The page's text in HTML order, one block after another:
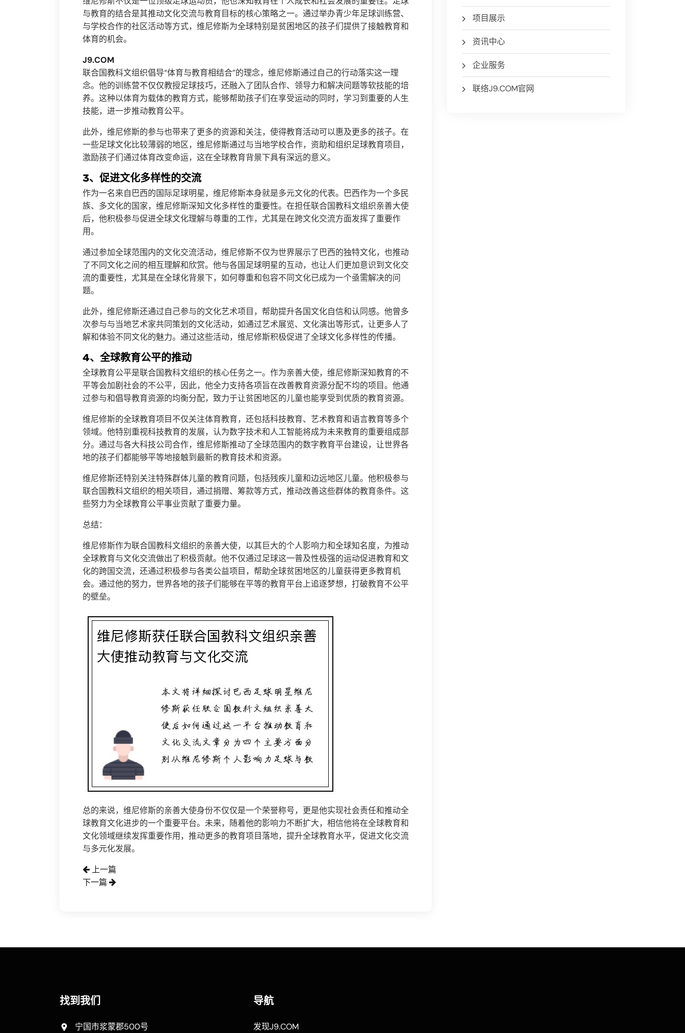
与教育的结合是其推动文化交流与教育目标的核心策略之一。通过举办青少年足球训练营、
与学校合作的社区活动等方式，维尼修斯为全球特别是贫困地区的孩子们提供了接触教育和
体育的机会。
J9.COM
联合国教科文组织倡导“体育与教育相结合”的理念，维尼修斯通过自己的行动落实这一理
念。他的训练营不仅仅教授足球技巧，还融入了团队合作、领导力和解决问题等软技能的培
养。这种以体育为载体的教育方式，能够帮助孩子们在享受运动的同时，学习到重要的人生
技能，进一步推动教育公平。
此外，维尼修斯的参与也带来了更多的资源和关注，使得教育活动可以惠及更多的孩子。在
一些足球文化比较薄弱的地区，维尼修斯通过与当地学校合作，资助和组织足球教育项目，
激励孩子们通过体育改变命运，这在全球教育背景下具有深远的意义。
3、促进文化多样性的交流
作为一名来自巴西的国际足球明星，维尼修斯本身就是多元文化的代表。巴西作为一个多民
族、多文化的国家，维尼修斯深知文化多样性的重要性。在担任联合国教科文组织亲善大使
后，他积极参与促进全球文化理解与尊重的工作，尤其是在跨文化交流方面发挥了重要作
用。
通过参加全球范围内的文化交流活动，维尼修斯不仅为世界展示了巴西的独特文化，也推动
了不同文化之间的相互理解和欣赏。他与各国足球明星的互动，也让人们更加意识到文化交
流的重要性，尤其是在全球化背景下，如何尊重和包容不同文化已成为一个亟需解决的问
题。
此外，维尼修斯还通过自己参与的文化艺术项目，帮助提升各国文化自信和认同感。他曾多
次参与与当地艺术家共同策划的文化活动，如通过艺术展览、文化演出等形式，让更多人了
解和体验不同文化的魅力。通过这些活动，维尼修斯积极促进了全球文化多样性的传播。
4、全球教育公平的推动
全球教育公平是联合国教科文组织的核心任务之一。作为亲善大使，维尼修斯深知教育的不
平等会加剧社会的不公平，因此，他全力支持各项旨在改善教育资源分配不均的项目。他通
过参与和倡导教育资源的均衡分配，致力于让贫困地区的儿童也能享受到优质的教育资源。
维尼修斯的全球教育项目不仅关注体育教育，还包括科技教育、艺术教育和语言教育等多个
领域。他特别重视科技教育的发展，认为数字技术和人工智能将成为未来教育的重要组成部
分。通过与各大科技公司合作，维尼修斯推动了全球范围内的数字教育平台建设，让世界各
地的孩子们都能够平等地接触到最新的教育技术和资源。
维尼修斯还特别关注特殊群体儿童的教育问题，包括残疾儿童和边远地区儿童。他积极参与
联合国教科文组织的相关项目，通过捐赠、筹款等方式，推动改善这些群体的教育条件。这
些努力为全球教育公平事业贡献了重要力量。
总结：
维尼修斯作为联合国教科文组织的亲善大使，以其巨大的个人影响力和全球知名度，为推动
全球教育与文化交流做出了积极贡献。他不仅通过足球这一普及性极强的运动促进教育和文
化的跨国交流，还通过积极参与各类公益项目，帮助全球贫困地区的儿童获得更多教育机
会。通过他的努力，世界各地的孩子们能够在平等的教育平台上追逐梦想，打破教育不公平
的壁垒。
总的来说，维尼修斯的亲善大使身份不仅仅是一个荣誉称号，更是他实现社会责任和推动全
球教育文化进步的一个重要平台。未来，随着他的影响力不断扩大，相信他将在全球教育和
文化领域继续发挥重要作用，推动更多的教育项目落地，提升全球教育水平，促进文化交流
与多元化发展。
上一篇
下一篇
项目展示
资讯中心
企业服务
联络J9.COM官网
找到我们
宁国市浆蒙郡500号
导航
发现J9.COM